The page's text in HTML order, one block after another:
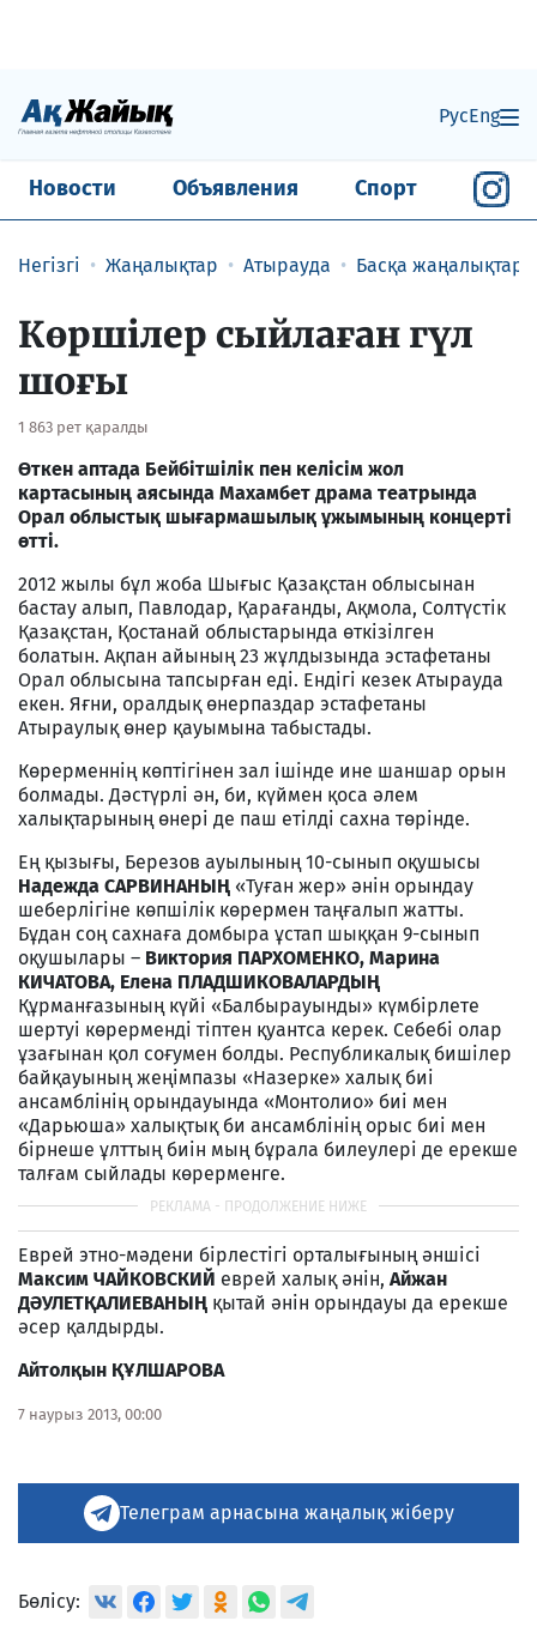
РусEng
Новости Объявления Спорт
Негізгі Жаңалықтар Атырауда Басқа жаңалықтар
Көршілер сыйлаған гүл
шоғы
1 863 рет қаралды
Өткен аптада Бейбітшілік пен келісім жол
картасының аясында Махамбет драма театрында
Орал облыстық шығармашылық ұжымының концерті
өтті.
2012 жылы бұл жоба Шығыс Қазақстан облысынан
бастау алып, Павлодар, Қарағанды, Ақмола, Солтүстік
Қазақстан, Қостанай облыстарында өткізілген
болатын. Ақпан айының 23 жұлдызында эстафетаны
Орал облысына тапсырған еді. Ендігі кезек Атырауда
екен. Яғни, оралдық өнерпаздар эстафетаны
Атыраулық өнер қауымына табыстады.
Көрерменнің көптігінен зал ішінде ине шаншар орын
болмады. Дәстүрлі ән, би, күймен қоса әлем
халықтарының өнері де паш етілді сахна төрінде.
Ең қызығы, Березов ауылының 10-сынып оқушысы
Надежда САРВИНАНЫҢ «Туған жер» әнін орындау
шеберлігіне көпшілік көрермен таңғалып жатты.
Бұдан соң сахнаға домбыра ұстап шыққан 9-сынып
оқушылары – Виктория ПАРХОМЕНКО, Марина
КИЧАТОВА, Елена ПЛАДШИКОВАЛАРДЫҢ
Құрманғазының күйі «Балбырауынды» күмбірлете
шертуі көрерменді тіптен қуантса керек. Себебі олар
ұзағынан қол соғумен болды. Республикалық бишілер
байқауының жеңімпазы «Назерке» халық биі
ансамблінің орындауында «Монтолио» биі мен
«Дарьюша» халықтық би ансамблінің орыс биі мен
бірнеше ұлттың биін мың бұрала билеулері де ерекше
талғам сыйлады көрерменге.
Еврей этно-мәдени бірлестігі орталығының әншісі
Максим ЧАЙКОВСКИЙ еврей халық әнін, Айжан
ДӘУЛЕТҚАЛИЕВАНЫҢ қытай әнін орындауы да ерекше
әсер қалдырды.
Айтолқын ҚҰЛШАРОВА
7 наурыз 2013, 00:00
Телеграм арнасына жаңалық жіберу
Бөлісу: